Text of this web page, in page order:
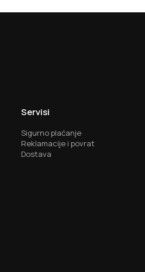
Servisi
Sigurno plaćanje
Reklamacije i povrat
Dostava